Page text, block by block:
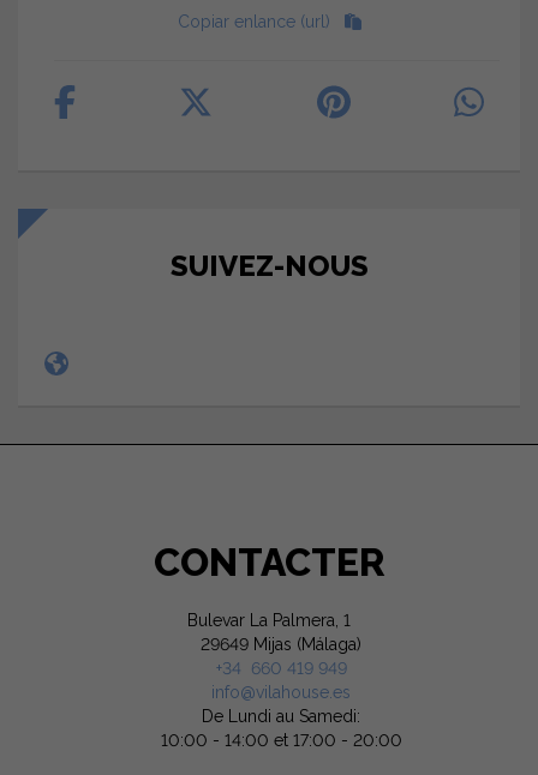
Copiar enlance (url)
SUIVEZ-NOUS
CONTACTER
Bulevar La Palmera, 1
29649 Mijas (Málaga)
+34 660 419 949
info@vilahouse.es
De Lundi au Samedi:
10:00 - 14:00 et 17:00 - 20:00